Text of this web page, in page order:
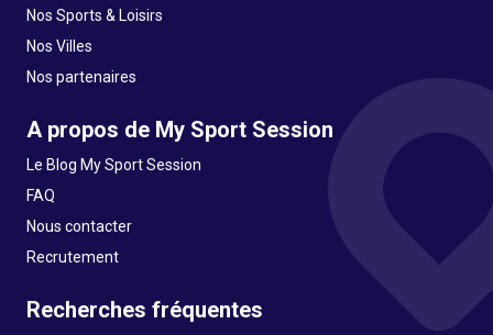
Nos Sports & Loisirs
Nos Villes
Nos partenaires
A propos de My Sport Session
Le Blog My Sport Session
FAQ
Nous contacter
Recrutement
Recherches fréquentes